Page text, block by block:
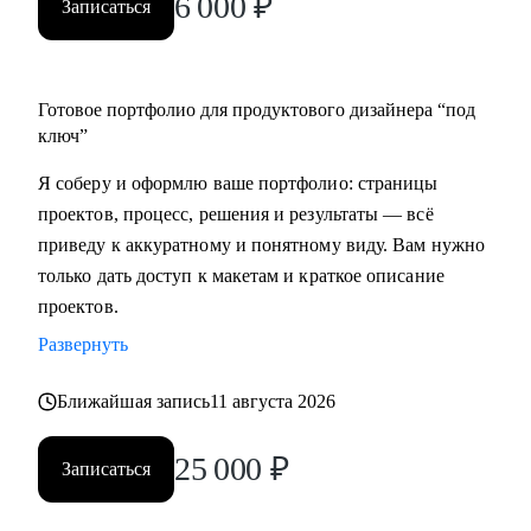
Записаться
Готовое портфолио для продуктового дизайнера “под
ключ”
Я соберу и оформлю ваше портфолио: страницы
проектов, процесс, решения и результаты — всё
приведу к аккуратному и понятному виду. Вам нужно
только дать доступ к макетам и краткое описание
проектов.
Развернуть
Ближайшая запись11 августа 2026
Записаться 25 000 ₽